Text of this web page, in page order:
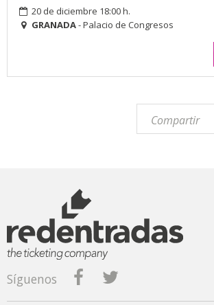
20 de diciembre 18:00 h.
GRANADA- Palacio de Congresos
Compartir
Síguenos